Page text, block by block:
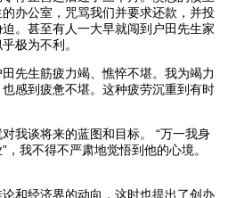
办公室，咒骂我们并要求还款，并投
。甚至有人一大早就闯到户田先生家
极为不利。
先生筋疲力竭、憔悴不堪。我为竭力
感到疲惫不堪。这种疲劳沉重到有时
我谈将来的蓝图和目标。 “万一我身
，我不得不严肃地觉悟到他的心境。
和经济界的动向，这时也提出了创办